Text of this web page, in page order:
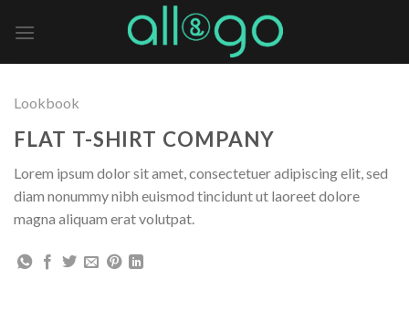
Lookbook
FLAT T-SHIRT COMPANY
Lorem ipsum dolor sit amet, consectetuer adipiscing elit, sed
diam nonummy nibh euismod tincidunt ut laoreet dolore
magna aliquam erat volutpat.